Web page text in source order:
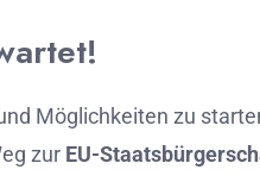
Möglichkeiten zu
zur EU-